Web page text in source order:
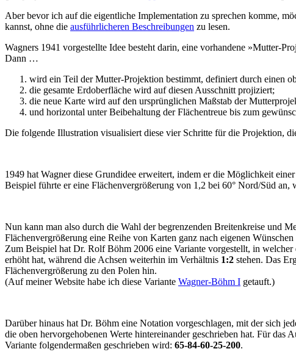
Aber bevor ich auf die eigentliche Implementation zu sprechen komme,
kannst, ohne die ausführlicheren Beschreibungen zu lesen.
Wagners 1941 vorgestellte Idee besteht darin, eine vorhandene »Mutter-
Dann …
wird ein Teil der Mutter-Projektion bestimmt, definiert durch einen
die gesamte Erdoberfläche wird auf diesen Ausschnitt projiziert;
die neue Karte wird auf den ursprünglichen Maßstab der
und horizontal unter Beibehaltung der Flächentreue bis zum
Die folgende Illustration visualisiert diese vier Schritte für die Projektion,
1949 hat Wagner diese Grundidee erweitert, indem er die Möglichkeit einer
Beispiel führte er eine Flächenvergrößerung von 1,2 bei 60° Nord/Süd
Nun kann man also durch die Wahl der begrenzenden Breitenkreise und
Flächenvergrößerung eine Reihe von Karten ganz nach eigenen Wünschen
Zum Beispiel hat Dr. Rolf Böhm 2006 eine Variante vorgestellt, in welcher
erhöht hat, während die Achsen weiterhin im Verhältnis 1:2 stehen. Das
Flächenvergrößerung zu den Polen hin.
(Auf meiner Website habe ich diese Variante Wagner-Böhm I getauft.)
Darüber hinaus hat Dr. Böhm eine Notation vorgeschlagen, mit der sich
die oben hervorgehobenen Werte hintereinander geschrieben hat. Für das
Variante folgendermaßen geschrieben wird: 65-84-60-25-200.